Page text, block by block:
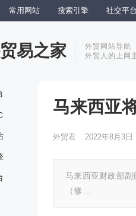
常用网站 搜索引擎 社交平台
易之家
外贸网站导航
外贸人的上网
马来西亚
外贸君 2022年8月3日
马来西亚财政部
（修…